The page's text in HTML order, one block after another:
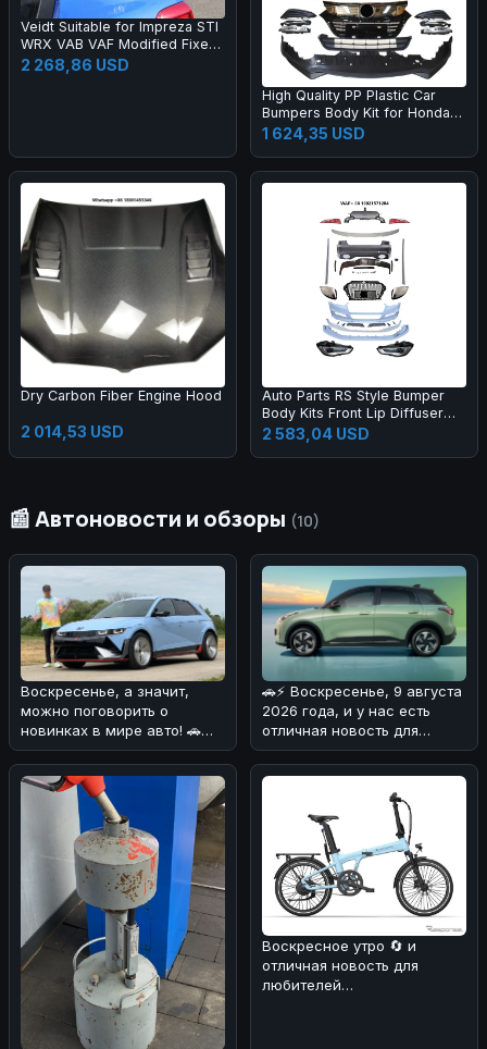
Veidt Suitable for Impreza STI
WRX VAB VAF Modified Fixed
Wing EUR Model Carbon Fiber
GT Large Spoiler
2 268,86 USD
High Quality PP Plastic Car
Bumpers Body Kit for Honda
2015 HRV Vezel Upgrade 20
1 624,35 USD
Dry Carbon Fiber Engine Hood
2 014,53 USD
Auto Parts RS Style Bumper
Body Kits Front Lip Diffuser
Side Skirts Headlights
Taillights Bumper Body Kit for
2 583,04 USD
📰 Автоновости и обзоры (10)
Воскресенье, а значит,
можно поговорить о
новинках в мире авто! 🚗
⚡Сегодня хотим обсудить
Hyundai Io
🚗⚡ Воскресенье, 9 августа
2026 года, и у нас есть
отличная новость для
любителей
электромобилей! 🔋
Воскресное утро 🔄 и
отличная новость для
любителей